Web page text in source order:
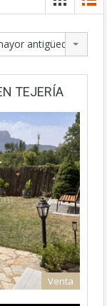
antigüedad
TEJERÍA
Venta